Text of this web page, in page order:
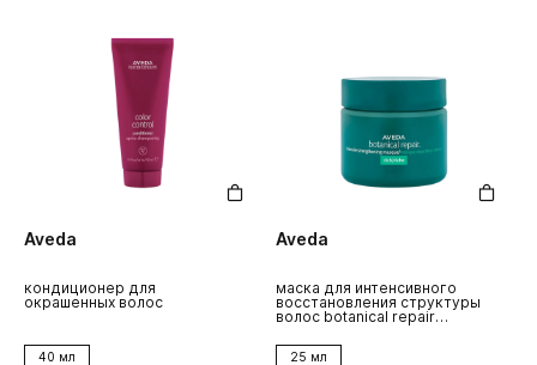
Aveda
кондиционер для
окрашенных волос
40 мл
Aveda
маска для интенсивного
восстановления структуры
волос botanical repair
25 мл